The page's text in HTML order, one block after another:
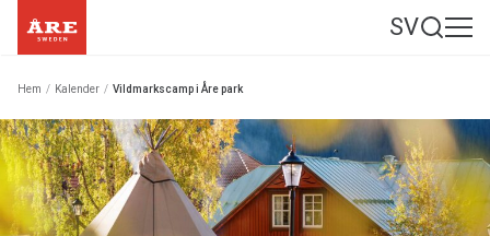
SV
Hem / Kalender / Vildmarkscamp i Åre park